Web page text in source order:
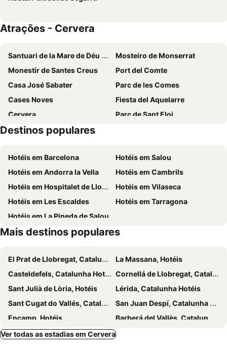
Atrações - Cervera
Santuari de la Mare de Déu de Loreto
Mosteiro de Monserrat
Monestir de Santes Creus
Port del Comte
Casa José Sabater
Parc de les Comes
Cases Noves
Fiesta del Aquelarre
Cervera
Parc de Sant Eloi
Bellpuig
Catalunya
Gran Festa de la Calçotada
Panamá Canal
Castell dels Santmartí
Destinos populares
Hotéis em Barcelona
Hotéis em Salou
Hotéis em Andorra la Vella
Hotéis em Cambrils
Hotéis em Hospitalet de Llobregat
Hotéis em Vilaseca
Hotéis em Les Escaldes
Hotéis em Tarragona
Hotéis em La Pineda de Salou
Mais destinos populares
El Prat de Llobregat, Catalunha Hotéis
La Massana, Hotéis
Casteldefels, Catalunha Hotéis
Cornellá de Llobregat, Catalunha Hotéis
Sant Julià de Lòria, Hotéis
Lérida, Catalunha Hotéis
Sant Cugat do Vallés, Catalunha Hotéis
San Juan Despí, Catalunha Hotéis
Encamp, Hotéis
Barberá del Vallès, Catalunha Hotéis
La Ametlla de Mar, Catalunha Hotéis
Viladecans, Catalunha Hotéis
Ver todas as estadias em Cervera